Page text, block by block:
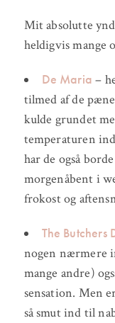
Mit absolutte
heldigvis mange
De Maria –
tilmed af de
kulde grundet
temperaturen
har de også
morgenåbent i
frokost og
The Butchers
nogen nærmere
mange andre)
sensation. Men
så smut ind til